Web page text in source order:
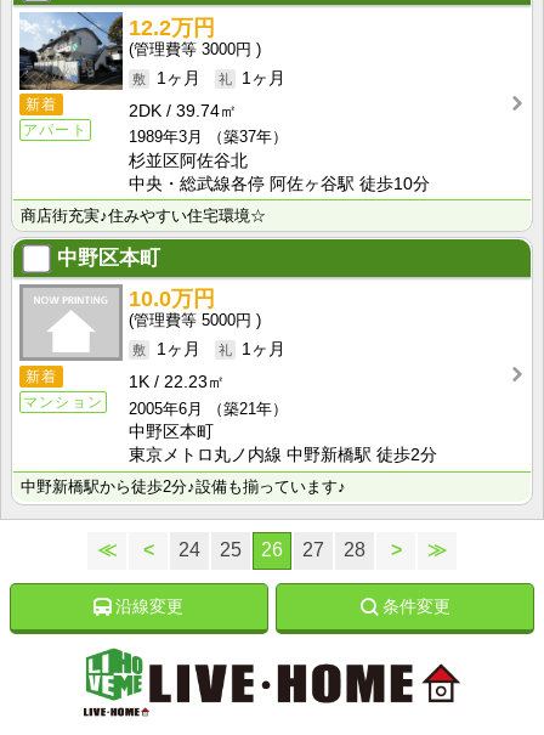
新着
アパート
12.2万円
3000円
1ヶ月
1ヶ月
2DK
39.74㎡
1989年3月
（築37年）
杉並区阿佐谷北
中央・総武線各停 阿佐ヶ谷駅 徒歩10分
商店街充実♪住みやすい住宅環境☆
中野区本町
新着
マンション
10.0万円
5000円
1ヶ月
1ヶ月
1K
22.23㎡
2005年6月
（築21年）
中野区本町
東京メトロ丸ノ内線 中野新橋駅 徒歩2分
中野新橋駅から徒歩2分♪設備も揃っています♪
≪ < 24 25 26 27 28 > ≫
沿線変更 条件変更